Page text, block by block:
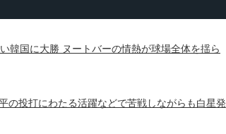
韓国に大勝 ヌートバーの情熱が球場全体を揺ら
の投打にわたる活躍などで苦戦しながらも白星発